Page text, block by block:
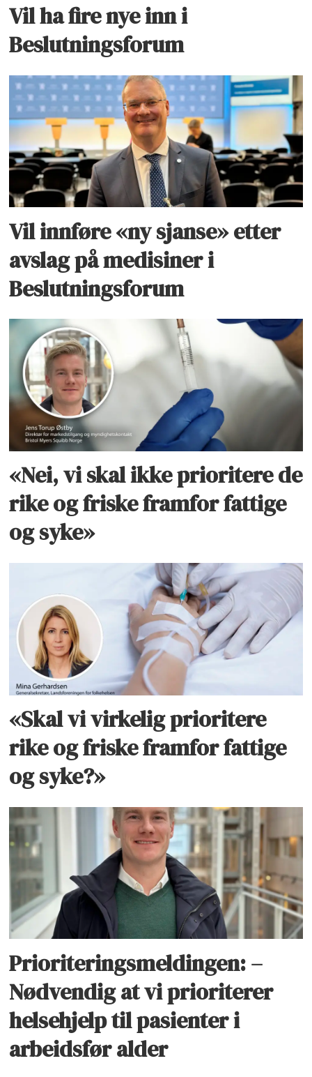
Vil ha fire nye inn i
Beslutningsforum
Vil innføre «ny sjanse» etter
avslag på medisiner i
Beslutningsforum
«Nei, vi skal ikke prioritere de
rike og friske framfor fattige
og syke»
«Skal vi virkelig prioritere
rike og friske framfor fattige
og syke?»
Prioriteringsmeldingen: –
Nødvendig at vi prioriterer
helsehjelp til pasienter i
arbeidsfør alder